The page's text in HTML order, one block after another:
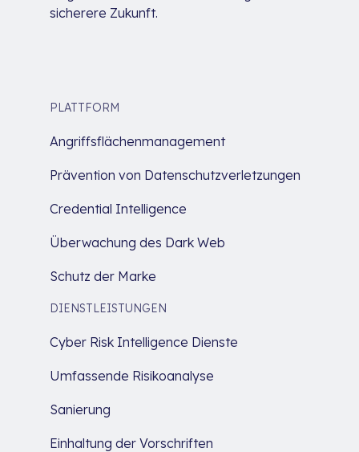
sicherere Zukunft.
PLATTFORM
Angriffsflächenmanagement
Prävention von Datenschutzverletzungen
Credential Intelligence
Überwachung des Dark Web
Schutz der Marke
DIENSTLEISTUNGEN
Cyber Risk Intelligence Dienste
Umfassende Risikoanalyse
Sanierung
Einhaltung der Vorschriften